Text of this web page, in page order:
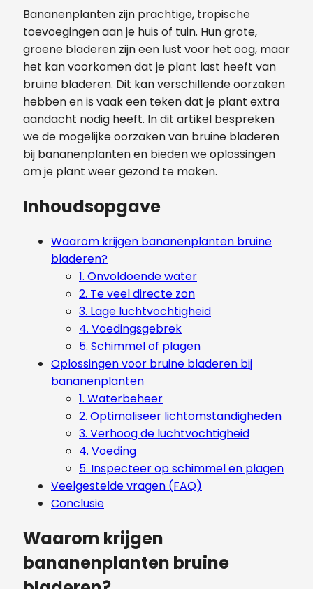
Bananenplanten zijn prachtige, tropische
toevoegingen aan je huis of tuin. Hun grote,
groene bladeren zijn een lust voor het oog, maar
het kan voorkomen dat je plant last heeft van
bruine bladeren. Dit kan verschillende oorzaken
hebben en is vaak een teken dat je plant extra
aandacht nodig heeft. In dit artikel bespreken
we de mogelijke oorzaken van bruine bladeren
bij bananenplanten en bieden we oplossingen
om je plant weer gezond te maken.
Inhoudsopgave
Waarom krijgen bananenplanten bruine
bladeren?
1. Onvoldoende water
2. Te veel directe zon
3. Lage luchtvochtigheid
4. Voedingsgebrek
5. Schimmel of plagen
Oplossingen voor bruine bladeren bij
bananenplanten
1. Waterbeheer
2. Optimaliseer lichtomstandigheden
3. Verhoog de luchtvochtigheid
4. Voeding
5. Inspecteer op schimmel en plagen
Veelgestelde vragen (FAQ)
Conclusie
Waarom krijgen
bananenplanten bruine